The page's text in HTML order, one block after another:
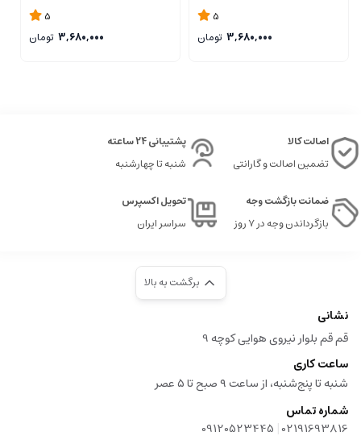
و شیرین بسته بندی پاکت 2005
3,680,000 تومان
لیموگراس بسته بندی پاکت
5
3,680,000 تومان
اصالت کالا
تضمین اصالت و گارانتی
پشتیبانی 24 ساعته
شنبه تا چهارشنبه
ضمانت بازگشت وجه
بازگرداندن وجه در ۷ روز
تحویل اکسپرس
سراسر ایران
برگشت به بالا
نشانی
قم قم بلوار نیروی هوایی کوچه 9
ساعت کاری
شنبه تا پنج‌شنبه، از ساعت ۹ صبح تا ۵ عصر
شماره تماس
02191693816
|
09120523445